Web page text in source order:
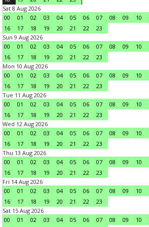
Sat 8 Aug 2026
00
01 02 03 04 05 06 07 08 09 10
16
17 18 19 20 21 22
23
Sun 9 Aug 2026
00
01 02 03 04 05 06 07 08 09 10
16
17 18 19 20 21 22
23
Mon 10 Aug 2026
00
01 02 03 04 05 06 07 08 09 10
16
17 18 19 20 21 22
23
Tue 11 Aug 2026
00
01 02 03 04 05 06 07 08 09 10
16
17 18 19 20 21 22
23
Wed 12 Aug 2026
00
01 02 03 04 05 06 07 08 09 10
16
17 18 19 20 21 22
23
Thu 13 Aug 2026
00
01 02 03 04 05 06 07 08 09 10
16
17 18 19 20 21 22
23
Fri 14 Aug 2026
00
01 02 03 04 05 06 07 08 09 10
16
17 18 19 20 21 22
23
Sat 15 Aug 2026
00
01 02 03 04 05 06 07 08 09 10